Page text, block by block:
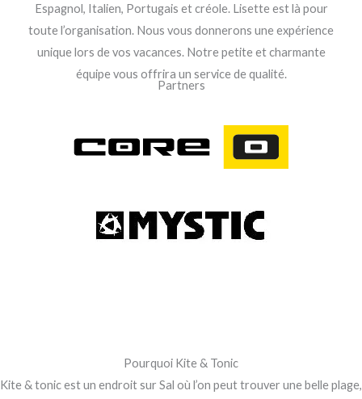
Espagnol, Italien, Portugais et créole. Lisette est là pour
toute l’organisation. Nous vous donnerons une expérience
unique lors de vos vacances. Notre petite et charmante
équipe vous offrira un service de qualité.
Partners
Pourquoi Kite & Tonic
Kite & tonic est un endroit sur Sal où l’on peut trouver une belle plage,